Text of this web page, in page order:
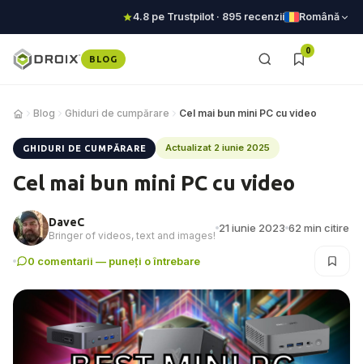
4.8 pe Trustpilot · 895 recenzii Română
BLOG
0
Blog Ghiduri de cumpărare Cel mai bun mini PC cu video
GHIDURI DE CUMPĂRARE Actualizat 2 iunie 2025
Cel mai bun mini PC cu video
DaveC
Bringer of videos, text and images!
21 iunie 2023 62 min citire
0 comentarii — puneți o întrebare